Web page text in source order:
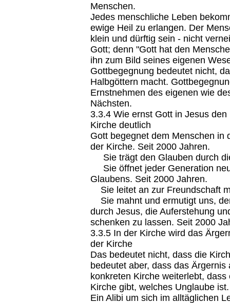
Menschen.
Jedes menschliche Leben
ewige Heil zu erlangen. Der
klein und dürftig sein - nicht
Gott; denn "Gott hat den
ihn zum Bild seines eigenen
Gottbegegnung bedeutet nicht,
Halbgöttern macht.
Ernstnehmen des eigenen wie
Nächsten.
3.3.4 Wie ernst Gott in Jesus
Kirche deutlich
Gott begegnet dem Menschen in
der Kirche. Seit 2000 Jahren.
Sie trägt den Glauben durch
Sie öffnet jeder Generation
Glaubens. Seit 2000 Jahren.
Sie leitet an zur Freundschaft
Sie mahnt und ermutigt uns,
durch Jesus, die Auferstehung
schenken zu lassen. Seit 2000
3.3.5 In der Kirche wird das
der Kirche
Das bedeutet nicht, dass die
bedeutet aber, dass das
konkreten Kirche weiterlebt,
Kirche gibt, welches Unglaube ist.
Ein Alibi um sich im alltäglichen